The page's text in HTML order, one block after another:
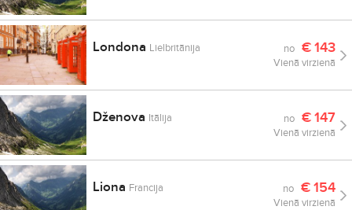
Londona Lielbritānija no €143
Vienā virzienā
Dženova Itālija no €147
Vienā virzienā
Liona Francija no €154
Vienā virzienā